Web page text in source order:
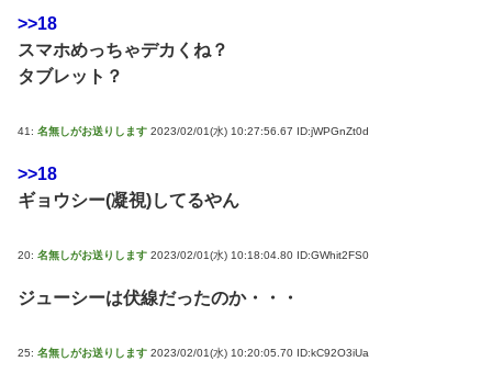
>>18
スマホめっちゃデカくね？
タブレット？
41: 名無しがお送りします 2023/02/01(水) 10:27:56.67 ID:jWPGnZt0d
>>18
ギョウシー(凝視)してるやん
20: 名無しがお送りします 2023/02/01(水) 10:18:04.80 ID:GWhit2FS0
ジューシーは伏線だったのか・・・
25: 名無しがお送りします 2023/02/01(水) 10:20:05.70 ID:kC92O3iUa